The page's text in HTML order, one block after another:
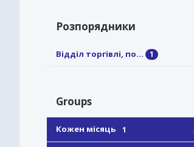
Розпорядники
Відділ торгівлі, по... 1
Groups
Кожен місяць 1